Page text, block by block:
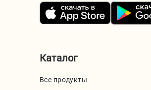
Каталог
Все продукты